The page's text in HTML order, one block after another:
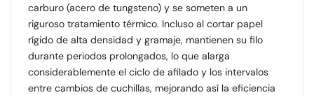
carburo (acero de tungsteno) y se someten a un
riguroso tratamiento térmico. Incluso al cortar papel
rígido de alta densidad y gramaje, mantienen su filo
durante periodos prolongados, lo que alarga
considerablemente el ciclo de afilado y los intervalos
entre cambios de cuchillas, mejorando así la eficiencia